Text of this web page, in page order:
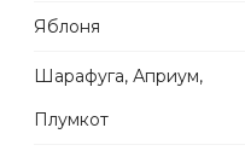
Яблоня
Шарафуга, Априум,
Плумкот